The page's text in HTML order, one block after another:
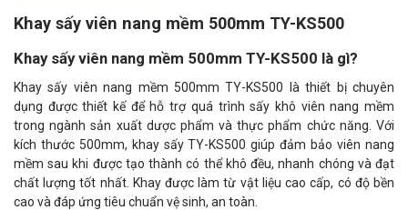
Khay sấy viên nang mềm 500mm TY-KS500
Khay sấy viên nang mềm 500mm TY-KS500 là gì?
Khay sấy viên nang mềm 500mm TY-KS500 là thiết bị chuyên
dụng được thiết kế để hỗ trợ quá trình sấy khô viên nang mềm
trong ngành sản xuất dược phẩm và thực phẩm chức năng. Với
kích thước 500mm, khay sấy TY-KS500 giúp đảm bảo viên nang
mềm sau khi được tạo thành có thể khô đều, nhanh chóng và đạt
chất lượng tốt nhất. Khay được làm từ vật liệu cao cấp, có độ bền
cao và đáp ứng tiêu chuẩn vệ sinh, an toàn.